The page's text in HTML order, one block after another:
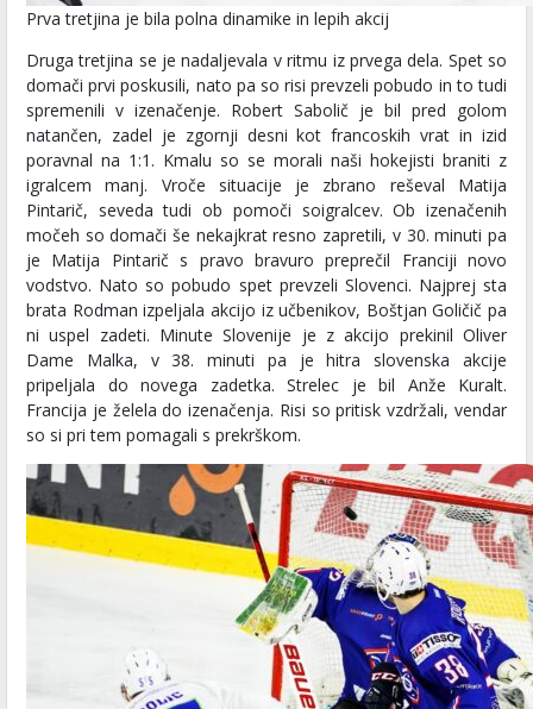
Prva tretjina je bila polna dinamike in lepih akcij
Druga tretjina se je nadaljevala v ritmu iz prvega dela. Spet so
domači prvi poskusili, nato pa so risi prevzeli pobudo in to tudi
spremenili v izenačenje. Robert Sabolič je bil pred golom
natančen, zadel je zgornji desni kot francoskih vrat in izid
poravnal na 1:1. Kmalu so se morali naši hokejisti braniti z
igralcem manj. Vroče situacije je zbrano reševal Matija
Pintarič, seveda tudi ob pomoči soigralcev. Ob izenačenih
močeh so domači še nekajkrat resno zapretili, v 30. minuti pa
je Matija Pintarič s pravo bravuro preprečil Franciji novo
vodstvo. Nato so pobudo spet prevzeli Slovenci. Najprej sta
brata Rodman izpeljala akcijo iz učbenikov, Boštjan Goličič pa
ni uspel zadeti. Minute Slovenije je z akcijo prekinil Oliver
Dame Malka, v 38. minuti pa je hitra slovenska akcije
pripeljala do novega zadetka. Strelec je bil Anže Kuralt.
Francija je želela do izenačenja. Risi so pritisk vzdržali, vendar
so si pri tem pomagali s prekrškom.